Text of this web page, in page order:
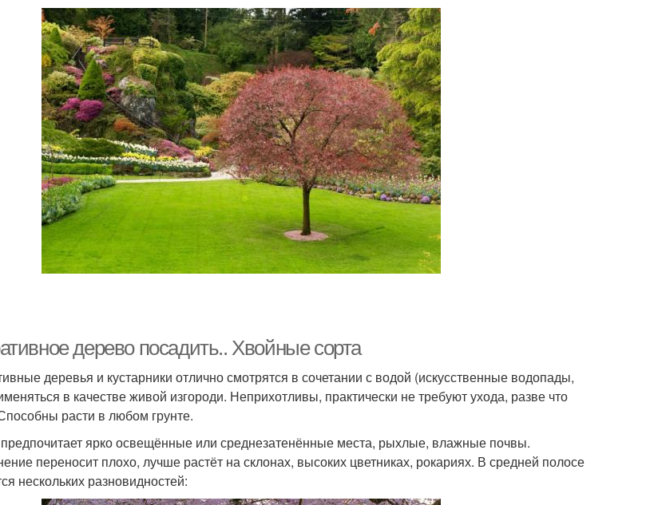
дерево посадить.. Хвойные сорта
деревья и кустарники отлично смотрятся в сочетании с водой (искусственные водопады,
в качестве живой изгороди. Неприхотливы, практически не требуют ухода, разве что
расти в любом грунте.
ярко освещённые или среднезатенённые места, рыхлые, влажные почвы.
переносит плохо, лучше растёт на склонах, высоких цветниках, рокариях. В средней полосе
нескольких разновидностей: